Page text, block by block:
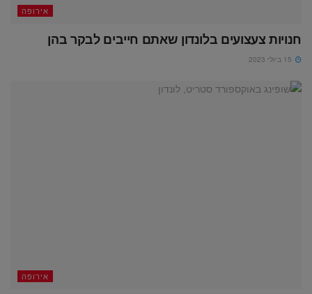
אירופה
חנויות צעצועים בלונדון שאתם חייבים לבקר בהן
אירופה